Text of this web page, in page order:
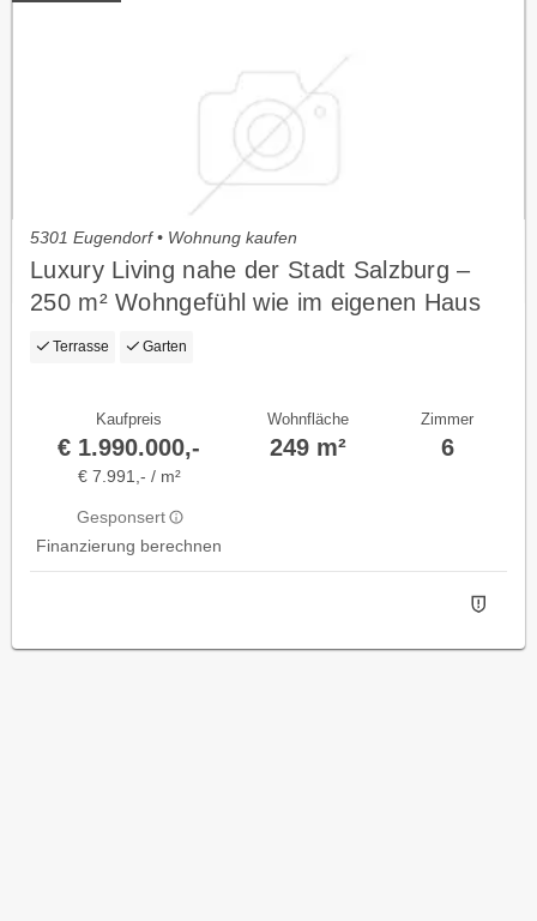
5301 Eugendorf • Wohnung kaufen
Luxury Living nahe der Stadt Salzburg –
250 m² Wohngefühl wie im eigenen Haus
mit Resort-Charakter
Terrasse Garten
Kaufpreis
€ 1.990.000,-
€ 7.991,- / m²
Gesponsert
Finanzierung berechnen
Wohnfläche
249 m²
Zimmer
6